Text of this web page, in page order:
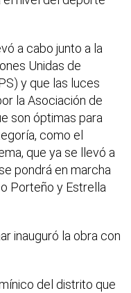
a cabo junto a la
Unidas de
y que las luces
la Asociación de
son óptimas para
como el
que ya se llevó a
pondrá en marcha
Porteño y Estrella
inauguró la obra con
del distrito que